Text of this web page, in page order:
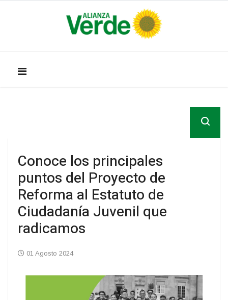
Conoce los principales
puntos del Proyecto de
Reforma al Estatuto de
Ciudadanía Juvenil que
radicamos
01 Agosto 2024